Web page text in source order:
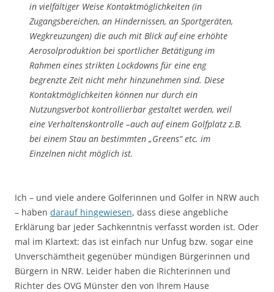
in vielfältiger Weise Kontaktmöglichkeiten (in
Zugangsbereichen, an Hindernissen, an Sportgeräten,
Wegkreuzungen) die auch mit Blick auf eine erhöhte
Aerosolproduktion bei sportlicher Betätigung im
Rahmen eines strikten Lockdowns für eine eng
begrenzte Zeit nicht mehr hinzunehmen sind. Diese
Kontaktmöglichkeiten können nur durch ein
Nutzungsverbot kontrollierbar gestaltet werden, weil
eine Verhaltenskontrolle –auch auf einem Golfplatz z.B.
bei einem Stau an bestimmten „Greens“ etc. im
Einzelnen nicht möglich ist.
Ich – und viele andere Golferinnen und Golfer in NRW auch
– haben darauf hingewiesen, dass diese angebliche
Erklärung bar jeder Sachkenntnis verfasst worden ist. Oder
mal im Klartext: das ist einfach nur Unfug bzw. sogar eine
Unverschämtheit gegenüber mündigen Bürgerinnen und
Bürgern in NRW. Leider haben die Richterinnen und
Richter des OVG Münster den von Ihrem Hause